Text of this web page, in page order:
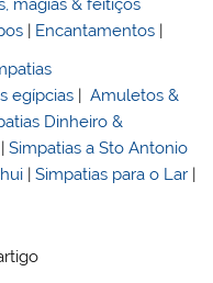
| Encantamentos |
egípcias |Amuletos &
Dinheiro &
|Simpatias a Sto Antonio
|Simpatias para o Lar |